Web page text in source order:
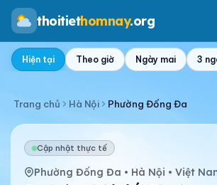
thoitiethomnay.org
Hiện tại Theo giờ Ngày mai 3
Trang chủ Hà Nội Phường Đống Đa
Cập nhật thực tế
Phường Đống Đa • Hà Nội • Việt